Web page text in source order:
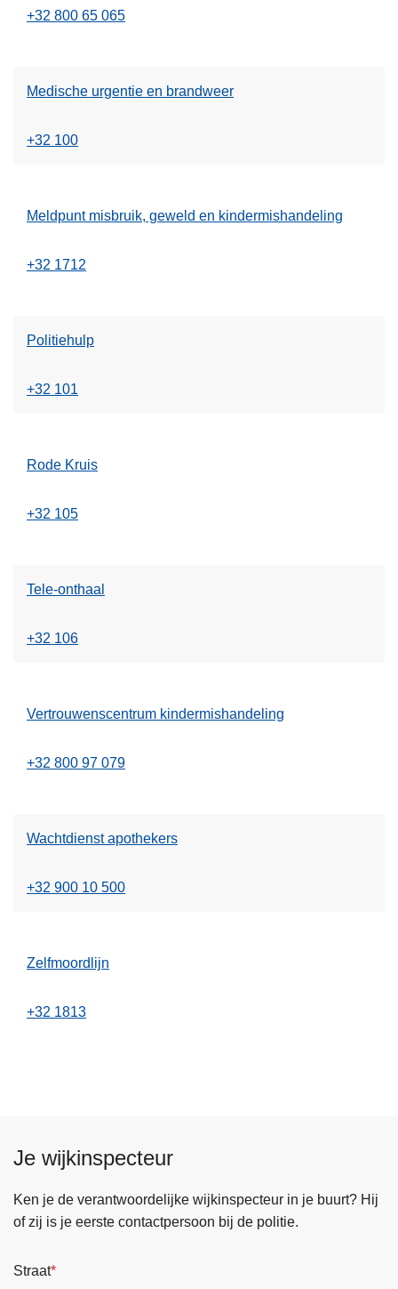
+32 800 65 065
Medische urgentie en brandweer
+32 100
Meldpunt misbruik, geweld en kindermishandeling
+32 1712
Politiehulp
+32 101
Rode Kruis
+32 105
Tele-onthaal
+32 106
Vertrouwenscentrum kindermishandeling
+32 800 97 079
Wachtdienst apothekers
+32 900 10 500
Zelfmoordlijn
+32 1813
Je wijkinspecteur
Ken je de verantwoordelijke wijkinspecteur in je buurt? Hij
of zij is je eerste contactpersoon bij de politie.
Straat